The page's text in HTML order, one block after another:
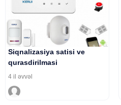
Siqnalizasiya satisi ve
qurasdirilmasi
4 il əvvəl